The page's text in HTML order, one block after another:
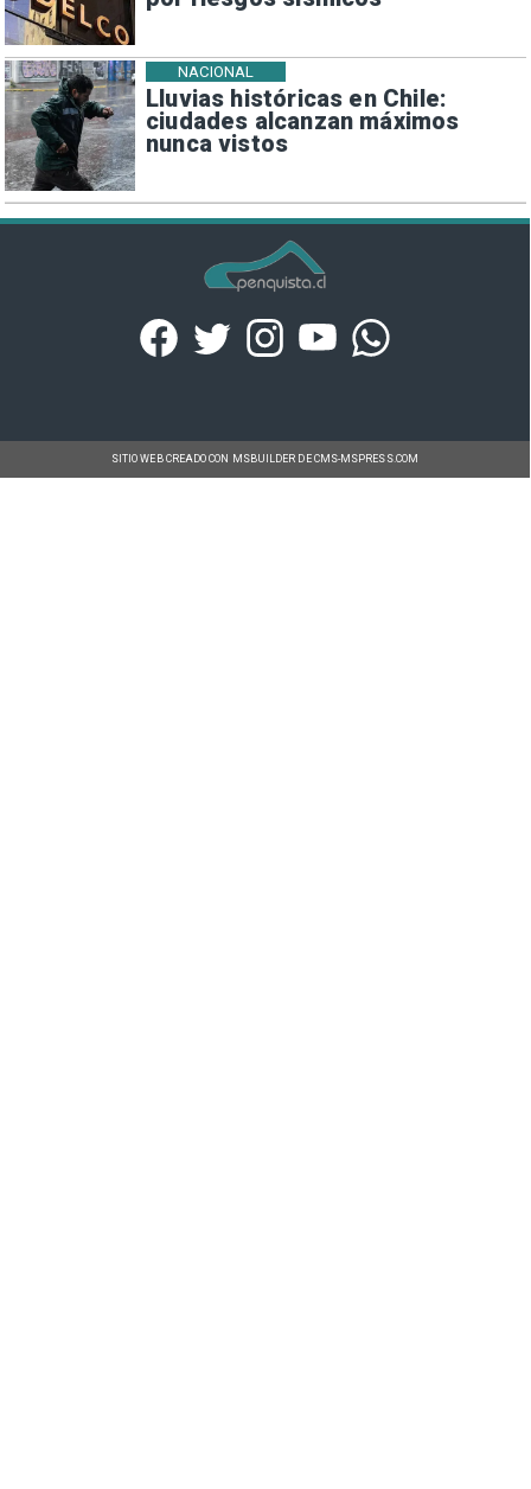
Lluvias históricas en Chile:
ciudades alcanzan máximos
nunca vistos
NACIONAL
SITIO WEB CREADO CON MSBUILDER DE CMS-MSPRESS.COM